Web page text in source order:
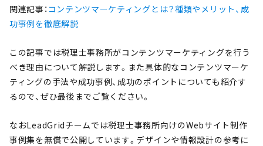
関連記事：コンテンツマーケティングとは？種類やメリット、成
功事例を徹底解説
この記事では税理士事務所がコンテンツマーケティングを行う
べき理由について解説します。また具体的なコンテンツマーケ
ティングの手法や成功事例、成功のポイントについても紹介す
るので、ぜひ最後までご覧ください。
なおLeadGridチームでは税理士事務所向けのWebサイト制作
事例集を無償で公開しています。デザインや情報設計の参考に